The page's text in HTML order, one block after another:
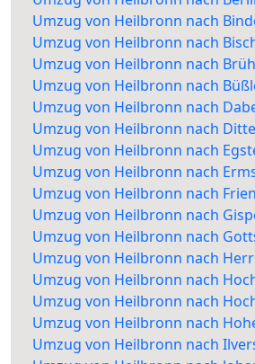
Umzug von Heilbronn nach
Umzug von Heilbronn nach
Umzug von Heilbronn nach
Umzug von Heilbronn nach
Umzug von Heilbronn nach
Umzug von Heilbronn nach
Umzug von Heilbronn nach
Umzug von Heilbronn nach
Umzug von Heilbronn nach
Umzug von Heilbronn nach
Umzug von Heilbronn nach
Umzug von Heilbronn nach
Umzug von Heilbronn nach
Umzug von Heilbronn nach
Umzug von Heilbronn nach
Umzug von Heilbronn nach